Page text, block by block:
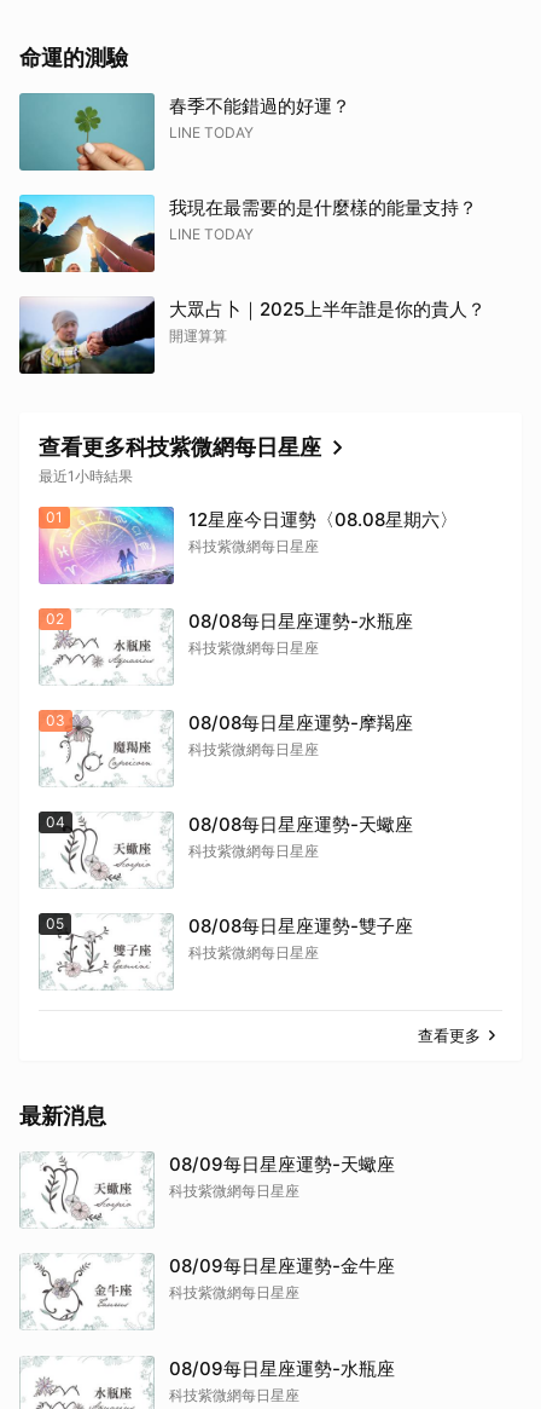
命運的測驗
春季不能錯過的好運？
LINE TODAY
我現在最需要的是什麼樣的能量支持？
LINE TODAY
大眾占卜｜2025上半年誰是你的貴人？
開運算算
查看更多科技紫微網每日星座
最近1小時結果
01 12星座今日運勢〈08.08星期六〉
科技紫微網每日星座
02 08/08每日星座運勢-水瓶座
科技紫微網每日星座
03 08/08每日星座運勢-摩羯座
科技紫微網每日星座
04 08/08每日星座運勢-天蠍座
科技紫微網每日星座
05 08/08每日星座運勢-雙子座
科技紫微網每日星座
查看更多
最新消息
08/09每日星座運勢-天蠍座
科技紫微網每日星座
08/09每日星座運勢-金牛座
科技紫微網每日星座
08/09每日星座運勢-水瓶座
科技紫微網每日星座